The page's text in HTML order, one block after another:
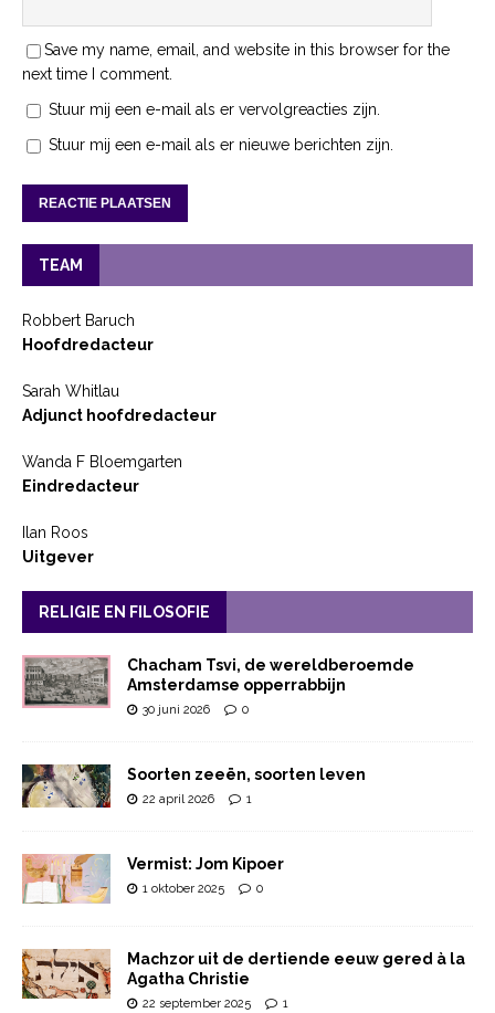
Save my name, email, and website in this browser for the
next time I comment.
Stuur mij een e-mail als er vervolgreacties zijn.
Stuur mij een e-mail als er nieuwe berichten zijn.
TEAM
Robbert Baruch
Hoofdredacteur
Sarah Whitlau
Adjunct hoofdredacteur
Wanda F Bloemgarten
Eindredacteur
Ilan Roos
Uitgever
RELIGIE EN FILOSOFIE
Chacham Tsvi, de wereldberoemde
Amsterdamse opperrabbijn
30 juni 2026 0
Soorten zeeën, soorten leven
22 april 2026 1
Vermist: Jom Kipoer
1 oktober 2025 0
Machzor uit de dertiende eeuw gered à la
Agatha Christie
22 september 2025 1